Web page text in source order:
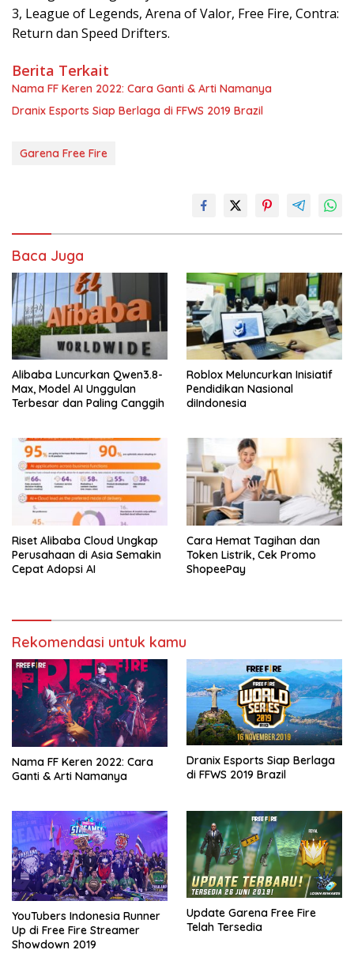
3, League of Legends, Arena of Valor, Free Fire, Contra:
Return dan Speed Drifters.
Berita Terkait
Nama FF Keren 2022: Cara Ganti & Arti Namanya
Dranix Esports Siap Berlaga di FFWS 2019 Brazil
Garena Free Fire
Baca Juga
Alibaba Luncurkan Qwen3.8-
Max, Model AI Unggulan
Terbesar dan Paling Canggih
Roblox Meluncurkan Inisiatif
Pendidikan Nasional
diIndonesia
Riset Alibaba Cloud Ungkap
Perusahaan di Asia Semakin
Cepat Adopsi AI
Cara Hemat Tagihan dan
Token Listrik, Cek Promo
ShopeePay
Rekomendasi untuk kamu
Nama FF Keren 2022: Cara
Ganti & Arti Namanya
Dranix Esports Siap Berlaga
di FFWS 2019 Brazil
YouTubers Indonesia Runner
Up di Free Fire Streamer
Showdown 2019
Update Garena Free Fire
Telah Tersedia